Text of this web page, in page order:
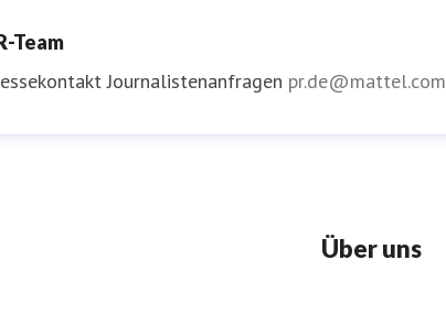
Team
Journalistenanfragen pr.de@mattel.com
Über uns